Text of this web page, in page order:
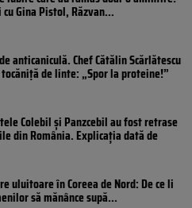
Gina Pistol, Răzvan...
anticaniculă. Chef Cătălin Scărlătescu
de linte: „Spor la proteine!”
Colebil și Panzcebil au fost retrase
din România. Explicația dată de
uluitoare în Coreea de Nord: De ce li
să mănânce supă...